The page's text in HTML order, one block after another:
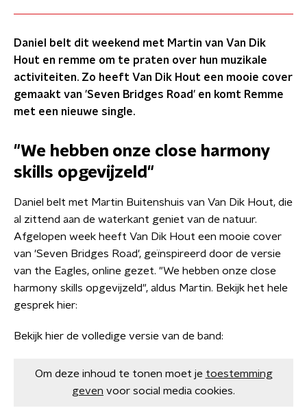
Daniel belt dit weekend met Martin van Van Dik
Hout en remme om te praten over hun muzikale
activiteiten. Zo heeft Van Dik Hout een mooie cover
gemaakt van 'Seven Bridges Road' en komt Remme
met een nieuwe single.
"We hebben onze close harmony
skills opgevijzeld"
Daniel belt met Martin Buitenshuis van Van Dik Hout, die
al zittend aan de waterkant geniet van de natuur.
Afgelopen week heeft Van Dik Hout een mooie cover
van 'Seven Bridges Road', geïnspireerd door de versie
van the Eagles, online gezet. "We hebben onze close
harmony skills opgevijzeld", aldus Martin. Bekijk het hele
gesprek hier:
Bekijk hier de volledige versie van de band:
Om deze inhoud te tonen moet je toestemming
geven voor social media cookies.